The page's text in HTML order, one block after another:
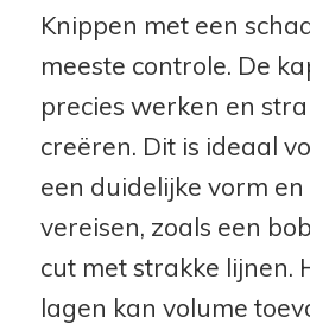
Knippen met een
meeste controle. De
precies werken en
creëren. Dit is ideaal
een duidelijke vorm
vereisen, zoals een
cut met strakke lijnen.
lagen kan volume